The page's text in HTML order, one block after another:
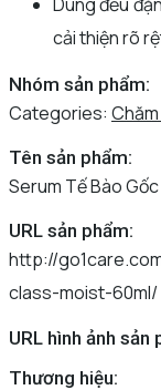
cải thiện rõ
Nhóm sản phẩm:
Categories:
Tên sản phẩm:
Serum Tế Bào
URL sản phẩm:
http://
class-moist-60ml/
URL hình ảnh sản
Thương hiệu: